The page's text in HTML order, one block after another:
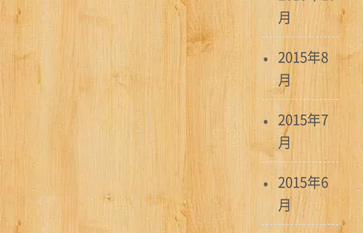
月
2015年8
月
2015年7
月
2015年6
月